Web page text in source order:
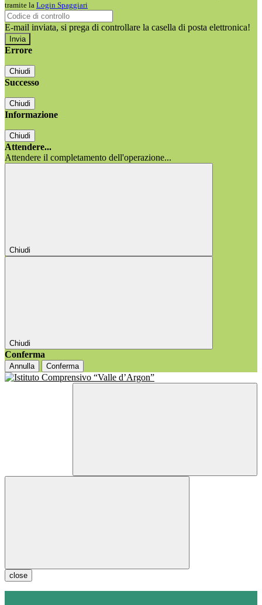
tramite la Login Spaggiari
E-mail inviata, si prega di controllare la casella di posta elettronica!
Errore
Chiudi
Successo
Chiudi
Informazione
Chiudi
Attendere...
Attendere il completamento dell'operazione...
Chiudi
Chiudi
Conferma
Annulla Conferma
close